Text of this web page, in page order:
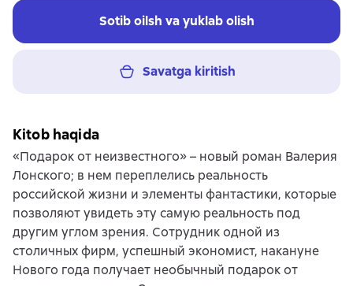
Sotib oilsh va yuklab olish
Savatga kiritish
Kitob haqida
«Подарок от неизвестного» – новый роман Валерия
Лонского; в нем переплелись реальность
российской жизни и элементы фантастики, которые
позволяют увидеть эту самую реальность под
другим углом зрения. Сотрудник одной из
столичных фирм, успешный экономист, накануне
Нового года получает необычный подарок от